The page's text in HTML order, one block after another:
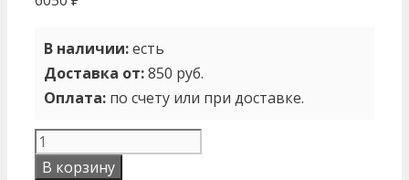
В наличии:есть
Доставка от:850 руб.
Оплата: по счету или при доставке.
Количество
товара
В корзину